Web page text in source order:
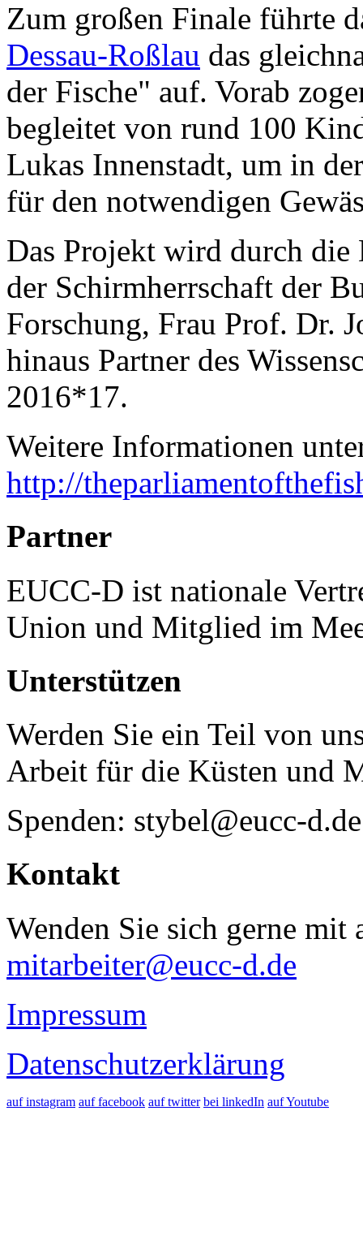
Zum großen Finale führte
Dessau-Roßlau das
der Fische" auf. Vorab
begleitet von rund 100
Lukas Innenstadt, um in
für den notwendigen
Das Projekt wird durch
der Schirmherrschaft der
Forschung, Frau Prof. Dr.
hinaus Partner des
2016*17.
Weitere Informationen
http://
Partner
EUCC-D ist nationale
Union und Mitglied im
Unterstützen
Werden Sie ein Teil von
Arbeit für die Küsten und
Spenden: stybel@eucc-d.de
Kontakt
Wenden Sie sich gerne mit
mitarbeiter@eucc-d.de
Impressum
Datenschutzerklärung
auf instagram auf facebook auf twitter bei linkedIn auf Youtube